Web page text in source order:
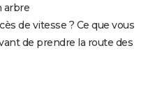
arbre
de vitesse ? Ce que vous
de prendre la route des